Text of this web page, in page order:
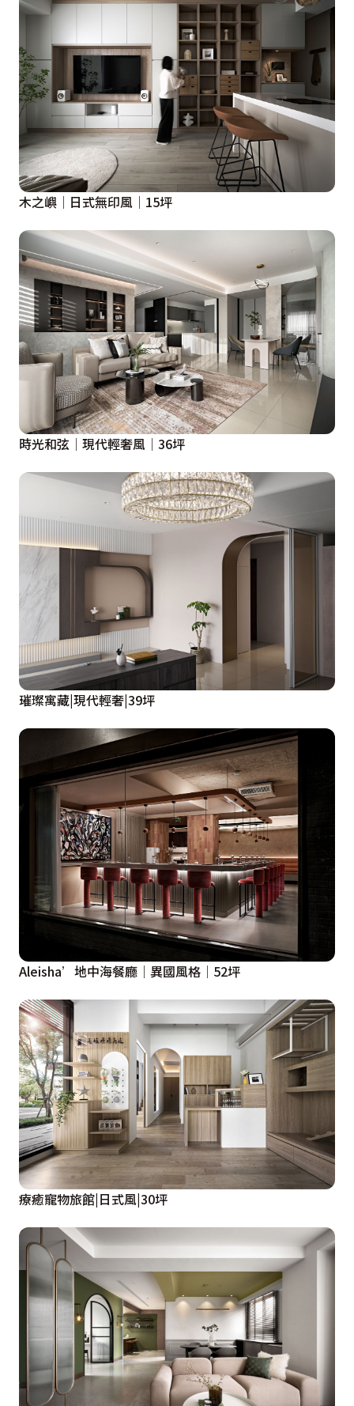
木之嶼│日式無印風│15坪
時光和弦│現代輕奢風│36坪
璀璨寓藏|現代輕奢|39坪
Aleisha’地中海餐廳│異國風格│52坪
療癒寵物旅館|日式風|30坪